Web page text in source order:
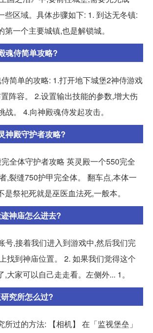
些区域。具体步骤如下: 1. 到达无冬镇:
一个主要城镇,也是解锁城。
魂侍简单攻略?
简单的攻略: 1.打开地下城堡2神侍游戏
阵容。 2.设置输出技能的参数,增大伤
战。 4.向神殿魂侍发起攻击。
神殿守护者攻略?
全体守护者攻略 英灵殿一个550完全
,裂缝750护甲完全体。 翻车点,本体一
祭祀死就是巫医血法死,一般本。
神庙怎么进去?
号,接着我们进入到游戏中,然后我们完
找到神庙位置。 2. 如果我们觉得这个
大家可以自己走走看。左侧外... 1。
究所怎么过?
过的方法: 【相机】 在「监视堡垒」